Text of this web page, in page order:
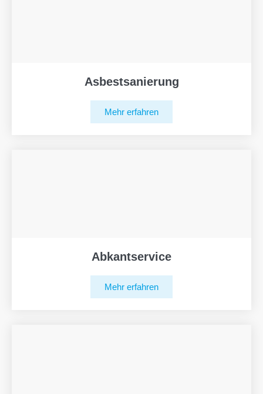
Asbestsanierung
Mehr erfahren
Abkantservice
Mehr erfahren